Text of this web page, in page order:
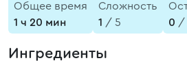
Общее время
1 ч 20 мин
Сложность
1 / 5
0 /
Ингредиенты